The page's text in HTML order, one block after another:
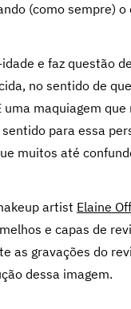
(como sempre) o
e faz questão
no sentido de
uma maquiagem
para essa
muitos até
artist Elaine
e capas de
as gravações do
dessa imagem.